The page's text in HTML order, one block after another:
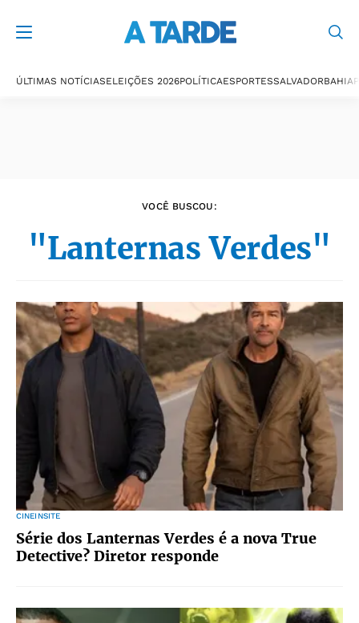
ÚLTIMAS NOTÍCIASELEIÇÕES 2026POLÍTICAESPORTESSALVADORBAHIA
VOCÊ BUSCOU:
"Lanternas Verdes"
CINEINSITE
Série dos Lanternas Verdes é a nova True
Detective? Diretor responde